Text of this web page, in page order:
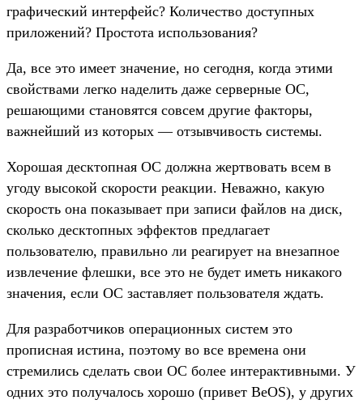
графический интерфейс? Количество доступных
приложений? Простота использования?
Да, все это имеет значение, но сегодня, когда этими
свойствами легко наделить даже серверные ОС,
решающими становятся совсем другие факторы,
важнейший из которых — отзывчивость системы.
Хорошая десктопная ОС должна жертвовать всем в
угоду высокой скорости реакции. Неважно, какую
скорость она показывает при записи файлов на диск,
сколько десктопных эффектов предлагает
пользователю, правильно ли реагирует на внезапное
извлечение флешки, все это не будет иметь никакого
значения, если ОС заставляет пользователя ждать.
Для разработчиков операционных систем это
прописная истина, поэтому во все времена они
стремились сделать свои ОС более интерактивными. У
одних это получалось хорошо (привет BeOS), у других